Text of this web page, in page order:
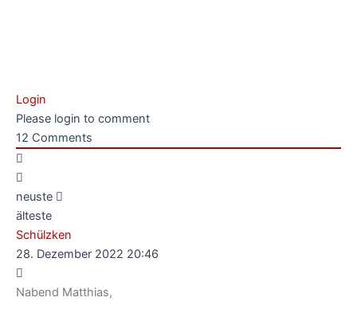
Login
Please login to comment
12 Comments
neuste
älteste
Schülzken
28. Dezember 2022 20:46
Nabend Matthias,